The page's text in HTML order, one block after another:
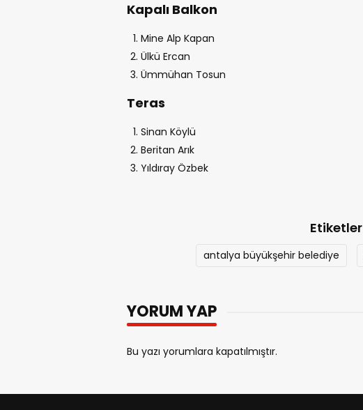
Kapalı Balkon
Mine Alp Kapan
Ülkü Ercan
Ümmühan Tosun
Teras
Sinan Köylü
Beritan Arık
Yıldıray Özbek
Etiketler
antalya büyükşehir belediye
YORUM YAP
Bu yazı yorumlara kapatılmıştır.